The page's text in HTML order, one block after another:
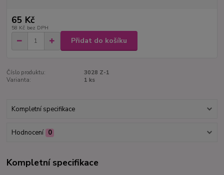
65 Kč
58 Kč bez DPH
Přidat do košíku
Číslo produktu:
3028 Z-1
Varianta:
1 ks
Kompletní specifikace
Hodnocení 0
Kompletní specifikace